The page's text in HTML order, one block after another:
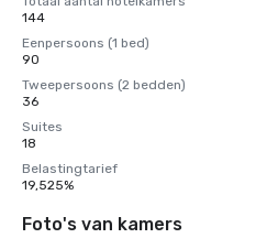
144
Eenpersoons (1 bed)
90
Tweepersoons (2 bedden)
36
Suites
18
Belastingtarief
19,525%
Foto's van kamers